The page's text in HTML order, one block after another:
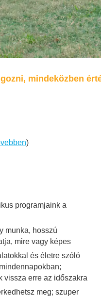
mindeközben
)
programjaink a
munka, hosszú
mire vagy képes
és életre szóló
vissza erre az időszakra
meg; szuper